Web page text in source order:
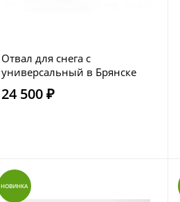
Отвал для снега с
универсальный в Брянске
24 500 ₽
НОВИНКА